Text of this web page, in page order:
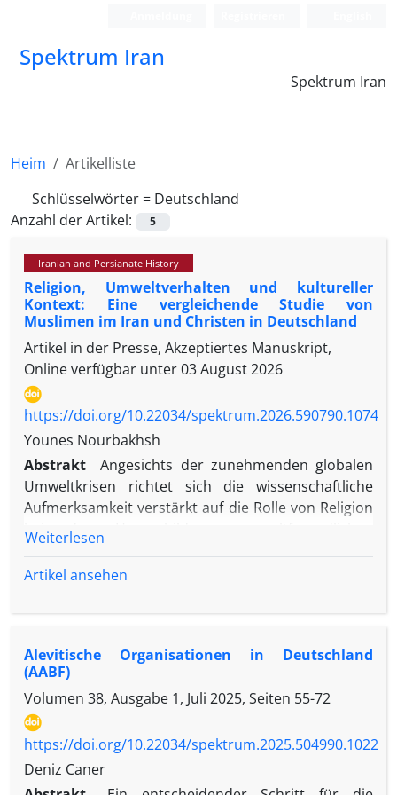
Spektrum Iran
Spektrum Iran
Heim
Artikelliste
Schlüsselwörter = Deutschland
Anzahl der Artikel:
5
Iranian and Persianate History
Religion, Umweltverhalten und kultureller
Kontext: Eine vergleichende Studie von
Muslimen im Iran und Christen in Deutschland
Artikel in der Presse, Akzeptiertes Manuskript,
Online verfügbar unter03 August 2026
https://doi.org/10.22034/spektrum.2026.590790.1074
Younes Nourbakhsh
Abstrakt
Angesichts der zunehmenden globalen
Umweltkrisen richtet sich die wissenschaftliche
Aufmerksamkeit verstärkt auf die Rolle von Religion
bei der Herausbildung umweltfreundlichen
den Einfluss islamischer und christlicher Lehren auf
442) und Christen in Deutschland (N = 58).
entwickelter Fragebogen, dessen Daten mithilfe
nichtparametrischer statistischer Verfahren
analysiert wurden, einschließlich direkter
länderübergreifender Vergleiche zentraler
Zusammenhänge.
Bei iranischen Muslimen zeigten sich positive
Zusammenhänge zwischen Religiosität und
Weiterlesen
Artikel ansehen
Alevitische Organisationen in Deutschland
(AABF)
Volumen 38, Ausgabe 1, Juli 2025, Seiten 55-72
https://doi.org/10.22034/spektrum.2025.504990.1022
Deniz Caner